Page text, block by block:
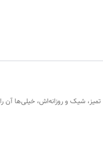
شیک و روزانه‌اش، خیلی‌ها آن را